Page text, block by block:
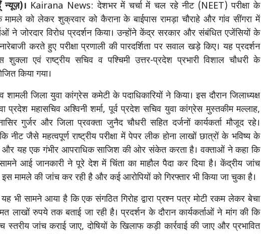
न्यूज़)। Kairana News: देशभर में चर्चा में चल रहे नीट (NEET) परीक्षा के
को लेकर शुक्रवार को कैराना के बाईपास रामड़ा चौराहे और गांव सींगरा में
ने जोरदार विरोध प्रदर्शन किया। उन्होंने केंद्र सरकार और संबंधित एजेंसियों के
करते हुए परीक्षा प्रणाली की पारदर्शिता पर सवाल खड़े किए। यह प्रदर्शन
शुक्ला एवं राष्ट्रीय सचिव व पश्चिमी उत्तर-प्रदेश प्रभारी विशाल चौधरी के
किया गया।
शामली जिला युवा कांग्रेस कमेटी के पदाधिकारियों ने किया। इस दौरान जिलाध्यक्ष
प्रदेश महासचिव अश्विनी शर्मा, पूर्व प्रदेश सचिव युवा कांग्रेस मुस्तकीम मल्लाह,
गुर्जर और जिला प्रवक्ता जुनैद चौधरी सहित दर्जनों कार्यकर्ता मौजूद रहे।
नीट जैसे महत्वपूर्ण राष्ट्रीय परीक्षा में पेपर लीक होना लाखों छात्रों के भविष्य के
और यह एक गंभीर आपराधिक साजिश की ओर संकेत करता है। वक्ताओं ने कहा कि
आई जानकारी ने पूरे देश में चिंता का माहौल पैदा कर दिया है। केंद्रीय जांच
मामले की जांच कर रही है और कई आरोपियों को गिरफ्तार भी किया जा चुका है।
भी सामने आया है कि एक संगठित गिरोह द्वारा प्रश्न पत्र मोटी रकम लेकर बेचा
लाखों रुपये तक बताई जा रही है। प्रदर्शन के दौरान कार्यकर्ताओं ने मांग की कि
स्तरीय जांच कराई जाए, दोषियों के खिलाफ कड़ी कार्रवाई की जाए और प्रभावित